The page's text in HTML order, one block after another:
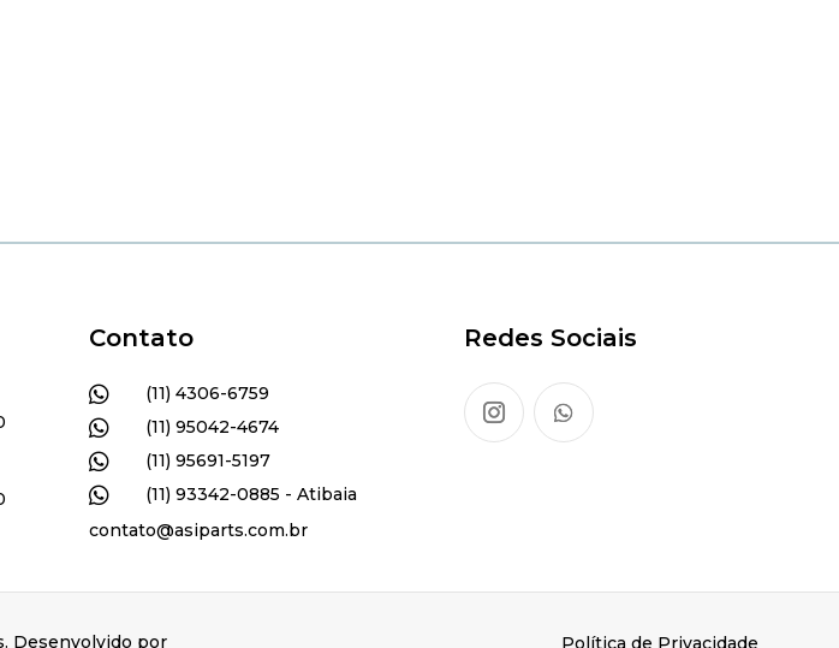
Contato
 (11) 4306-6759
 (11) 95042-4674
 (11) 95691-5197

(11) 93342-0885 - Atibaia
contato@asiparts.com.br
Redes Sociais
Desenvolvido por Política de Privacidade